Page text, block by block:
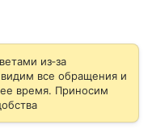
из‑за
все обращения и
время. Приносим